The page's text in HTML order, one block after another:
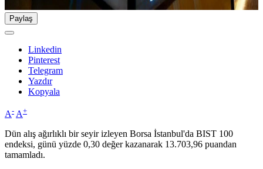
Paylaş
Linkedin
Pinterest
Telegram
Yazdır
Kopyala
A- A+
Dün alış ağırlıklı bir seyir izleyen Borsa İstanbul'da BIST 100
endeksi, günü yüzde 0,30 değer kazanarak 13.703,96 puandan
tamamladı.